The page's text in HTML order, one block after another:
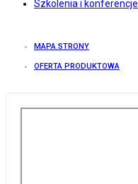
Szkolenia i konferencje
MAPA STRONY
OFERTA PRODUKTOWA